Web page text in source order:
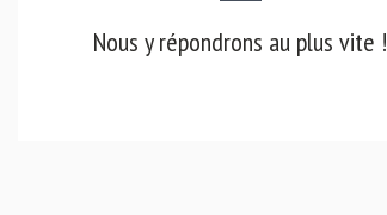
Nous y répondrons au plus vite !